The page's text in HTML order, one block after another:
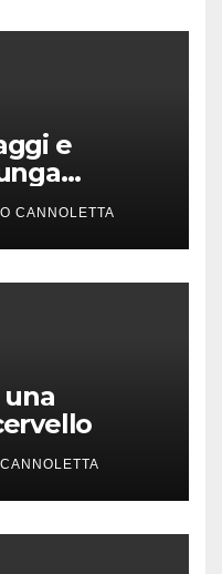
e
CANNOLETTA
una